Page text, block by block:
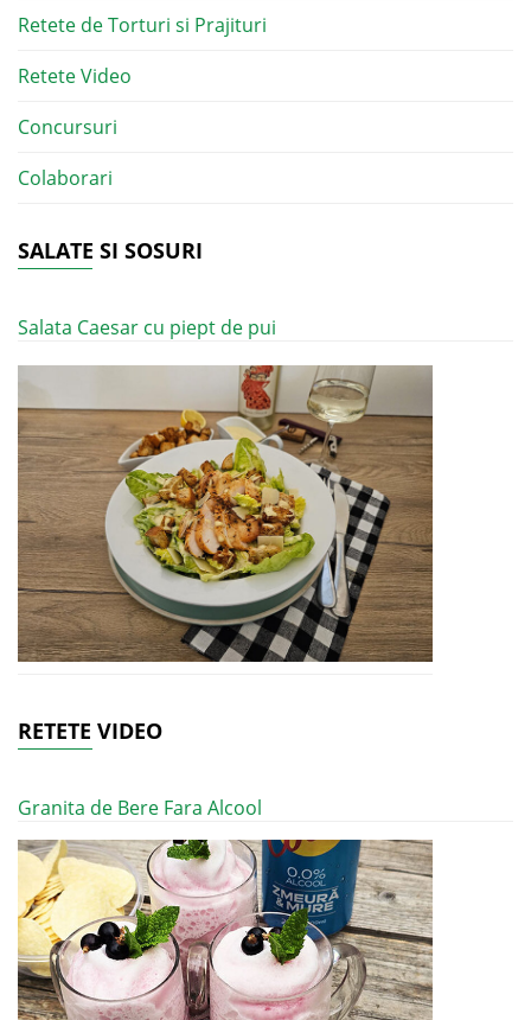
Retete de Torturi si Prajituri
Retete Video
Concursuri
Colaborari
SALATE SI SOSURI
Salata Caesar cu piept de pui
RETETE VIDEO
Granita de Bere Fara Alcool